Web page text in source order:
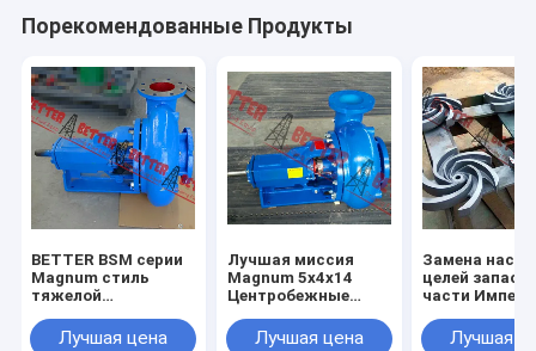
Порекомендованные Продукты
BETTER BSM серии
Magnum стиль
тяжелой
центробежной
Лучшая цена
Лучшая миссия
Magnum 5x4x14
Центробежные
сливочных отходов
Лучшая цена
Замена
целей
части
3x2x13,Лучшая